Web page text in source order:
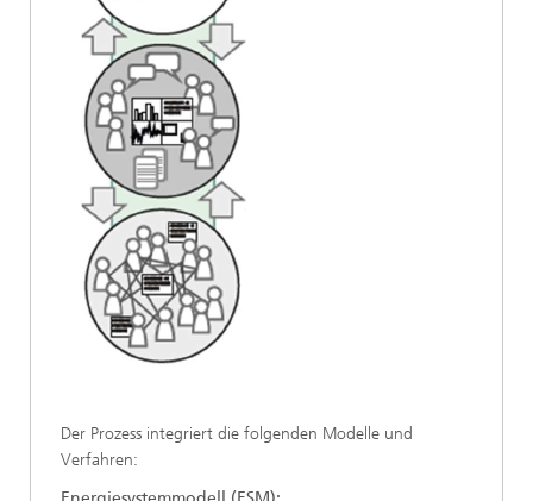
Der Prozess integriert die folgenden Modelle und
Verfahren: